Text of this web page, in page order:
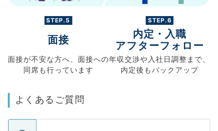
STEP.5
面接
面接が不安な方へ、 面接への
同席も行っています
STEP.6
内定・入職
アフターフォロー
年収交渉や入社日調整まで、
内定後もバックアップ
よくあるご質問